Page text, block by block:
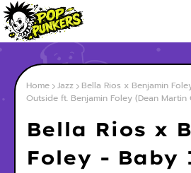
Home Jazz
Bella Rios x Benjamin
Outside ft. Benjamin Foley (Dean Martin
Bella Rios x
Foley - Baby